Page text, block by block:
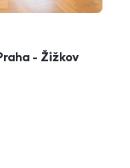
- Žižkov